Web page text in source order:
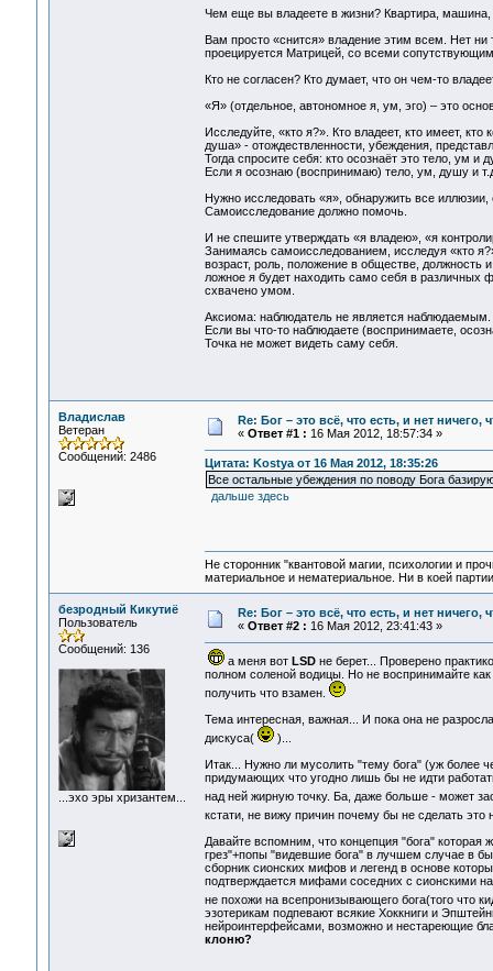
Чем еще вы владеете в жизни? Квартира, машина,
Вам просто «снится» владение этим всем. Нет ни
проецируется Матрицей, со всеми
Кто не согласен? Кто думает, что он чем-то
«Я» (отдельное, автономное я, ум, эго) – это
Исследуйте, «кто я?». Кто владеет, кто имеет,
душа» - отождествленности, убеждения,
Тогда спросите себя: кто осознаёт это тело, ум и
Если я осознаю (воспринимаю) тело, ум, душу и
Нужно исследовать «я», обнаружить все
Самоисследование должно помочь.
И не спешите утверждать «я владею», «я
Занимаясь самоисследованием, исследуя «кто
возраст, роль, положение в обществе, должность
ложное я будет находить само себя в
схвачено умом.
Аксиома: наблюдатель не является наблюдаемым.
Если вы что-то наблюдаете (воспринимаете,
Точка не может видеть саму себя.
Владислав
Ветеран
Сообщений: 2486
Re: Бог – это всё, что есть, и нет
« Ответ #1 : 16 Мая 2012, 18:57:34 »
Цитата: Kostya от 16 Мая 2012, 18:35:26
Все остальные убеждения по поводу Бога
дальше здесь
Не сторонник "квантовой магии, психологии и
материальное и нематериальное. Ни в коей
безродный Кикутиё
Пользователь
Сообщений: 136
...эхо эры хризантем...
Re: Бог – это всё, что есть, и нет
« Ответ #2 : 16 Мая 2012, 23:41:43 »
а меня вот LSDне берет... Проверено
полном соленой водицы. Но не воспринимайте
получить что взамен.
Тема интересная, важная... И пока она не
дискуса(
)...
Итак... Нужно ли мусолить "тему бога" (уж более
придумающих что угодно лишь бы не идти
над ней жирную точку. Ба, даже больше - может
кстати, не вижу причин почему бы не сделать это
Давайте вспомним, что концепция "бога"
грез"+попы "видевшие бога" в лучшем случае в
сборник сионских мифов и легенд в основе
подтверждается мифами соседних с сионскими
не похожи на всепронизывающего бога(того что
эзотерикам подпевают всякие Хоккниги и
нейроинтерфейсами, возможно и нестареющие
клоню?